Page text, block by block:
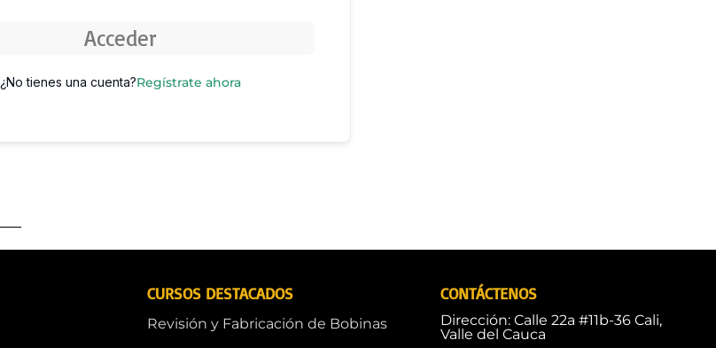
Acceder
¿No tienes una cuenta?Regístrate ahora
CURSOS DESTACADOS
Revisión y Fabricación de Bobinas
CONTÁCTENOS
Dirección: Calle 22a #11b-36 Cali,
Valle del Cauca